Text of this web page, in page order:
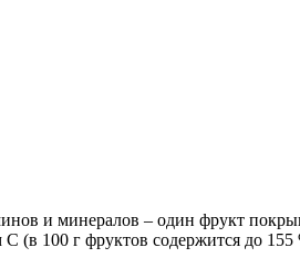
и минералов – один фрукт
(в 100 г фруктов содержится до 155